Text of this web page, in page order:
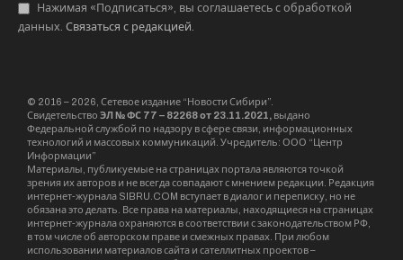
Нажимая «Подписаться», вы соглашаетесь с обработкой
данных. Связаться с редакцией
© 2016 – 2026, Сетевое издание “Новости Сибири”.
Свидетельство ЭЛ № ФС 77 – 82268 от 23.11.2021, выдано
Федеральной службой по надзору в сфере связи, информационных
технологий и массовых коммуникаций. Учредитель: ООО “Центр
Информации”
Материалы, публикуемые на страницах портала являются точкой
зрения их авторов и не всегда совпадают с мнением редакции. Редакция
интернет-журнала SIBRU.COM вступает в диалог и переписку, но не
обязана это делать. Все права на материалы, находящиеся на страницах
интернет-журнала охраняются в соответствии с законодательством РФ,
в том числе об авторском праве и смежных правах. При любом
использовании материалов сайта и сателлитных проектов –